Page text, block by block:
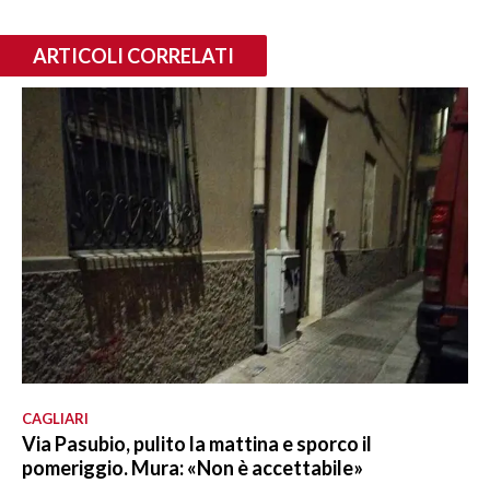
ARTICOLI CORRELATI
CAGLIARI
Via Pasubio, pulito la mattina e sporco il
pomeriggio. Mura: «Non è accettabile»